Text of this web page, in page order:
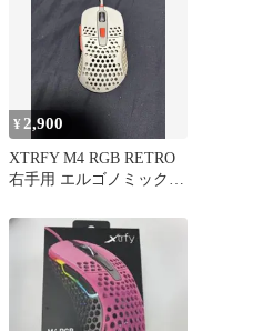
¥ 2,900
XTRFY M4 RGB RETRO
右手用 エルゴノミック